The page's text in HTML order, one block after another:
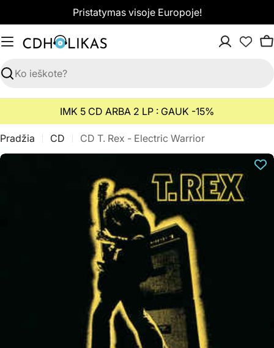
prie
turinio
Pristatymas visoje Europoje!
Paieška
IMK 5 CD ARBA 2 LP : GAUK -15%
Pradžia CD CD T. Rex - Electric Warrior